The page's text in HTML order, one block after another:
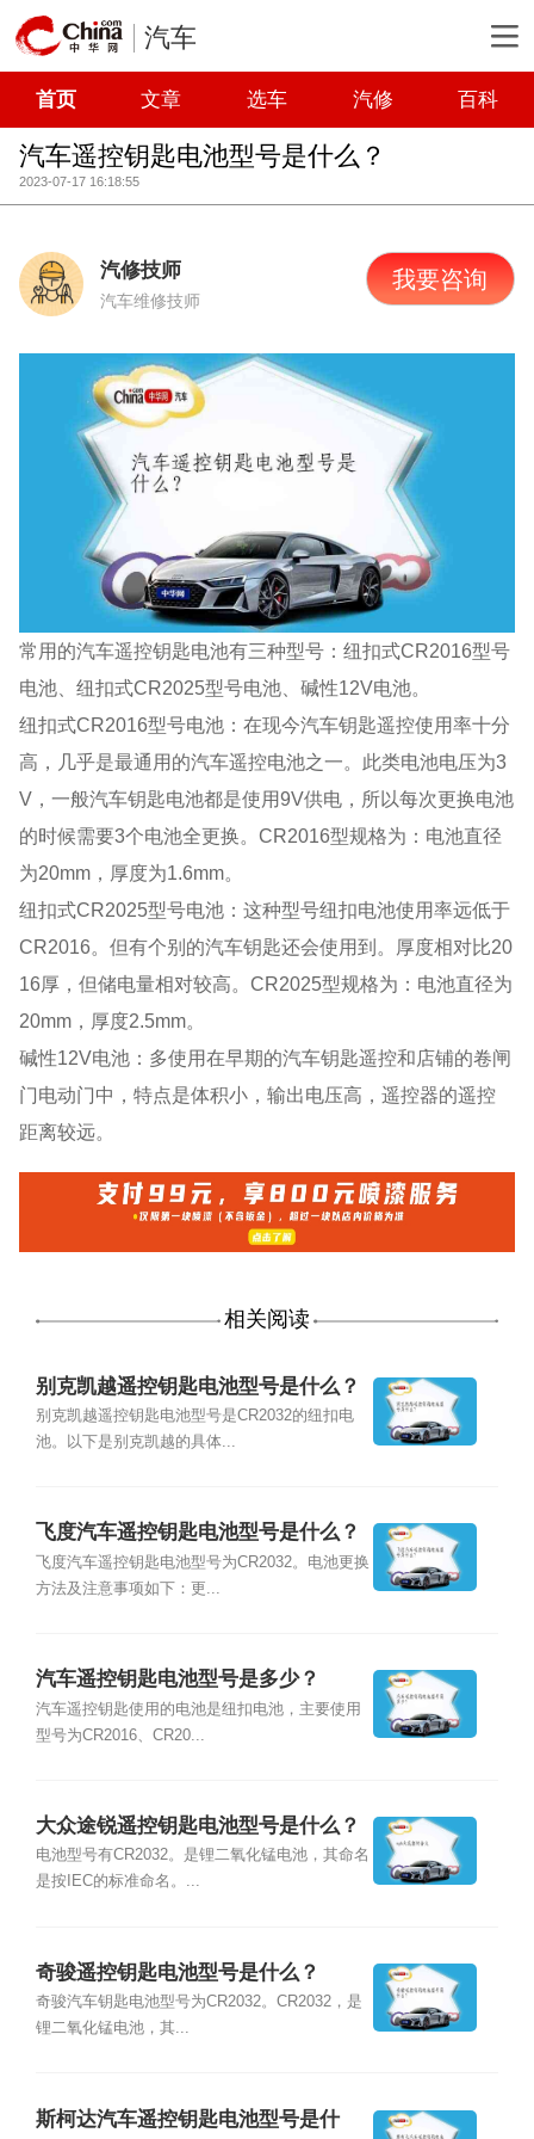
汽车
首页 文章 选车 汽修 百科
汽车遥控钥匙电池型号是什么？
2023-07-17 16:18:55
汽修技师
汽车维修技师
我要咨询
常用的汽车遥控钥匙电池有三种型号：纽扣式CR2016型号
电池、纽扣式CR2025型号电池、碱性12V电池。
纽扣式CR2016型号电池：在现今汽车钥匙遥控使用率十分
高，几乎是最通用的汽车遥控电池之一。此类电池电压为3
V，一般汽车钥匙电池都是使用9V供电，所以每次更换电池
的时候需要3个电池全更换。CR2016型规格为：电池直径
为20mm，厚度为1.6mm。
纽扣式CR2025型号电池：这种型号纽扣电池使用率远低于
CR2016。但有个别的汽车钥匙还会使用到。厚度相对比20
16厚，但储电量相对较高。CR2025型规格为：电池直径为
20mm，厚度2.5mm。
碱性12V电池：多使用在早期的汽车钥匙遥控和店铺的卷闸
门电动门中，特点是体积小，输出电压高，遥控器的遥控
距离较远。
相关阅读
别克凯越遥控钥匙电池型号是什么？
别克凯越遥控钥匙电池型号是CR2032的纽扣电
池。以下是别克凯越的具体...
飞度汽车遥控钥匙电池型号是什么？
飞度汽车遥控钥匙电池型号为CR2032。电池更换
方法及注意事项如下：更...
汽车遥控钥匙电池型号是多少？
汽车遥控钥匙使用的电池是纽扣电池，主要使用
型号为CR2016、CR20...
大众途锐遥控钥匙电池型号是什么？
电池型号有CR2032。是锂二氧化锰电池，其命名
是按IEC的标准命名。...
奇骏遥控钥匙电池型号是什么？
奇骏汽车钥匙电池型号为CR2032。CR2032，是
锂二氧化锰电池，其...
斯柯达汽车遥控钥匙电池型号是什